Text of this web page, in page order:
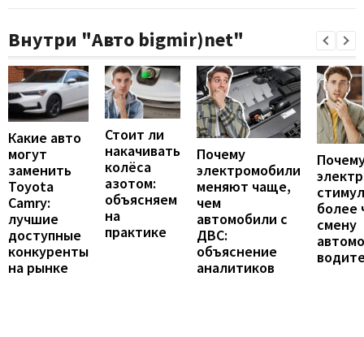
Внутри "Авто bigmir)net"
Какие авто
могут
заменить
Toyota
Camry:
лучшие
доступные
конкуренты
на рынке
Стоит ли
накачивать
колёса
азотом:
объясняем
на
практике
Почему
электромобили
меняют чаще,
чем
автомобили с
ДВС:
объяснение
аналитиков
более
смену